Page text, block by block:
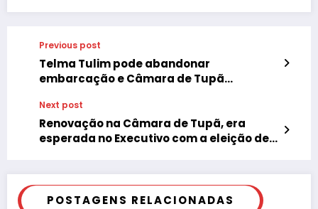
Previous post
Telma Tulim pode abandonar
embarcação e Câmara de Tupã
Next post
Renovação na Câmara de Tupã, era
esperada no Executivo com a eleição de
POSTAGENS RELACIONADAS